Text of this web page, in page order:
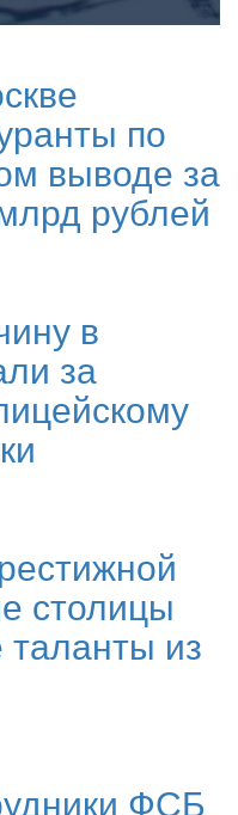
по
выводе за
рублей
в
за
столицы
из
ФСБ